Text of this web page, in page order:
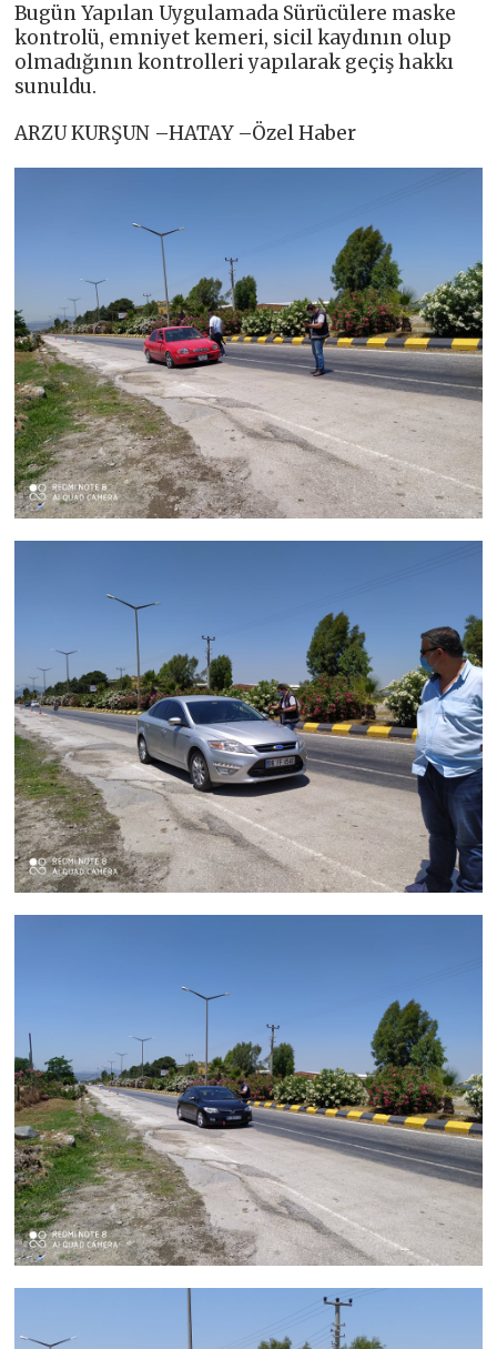
Bugün Yapılan Uygulamada Sürücülere maske
kontrolü, emniyet kemeri, sicil kaydının olup
olmadığının kontrolleri yapılarak geçiş hakkı
sunuldu.
ARZU KURŞUN –HATAY –Özel Haber